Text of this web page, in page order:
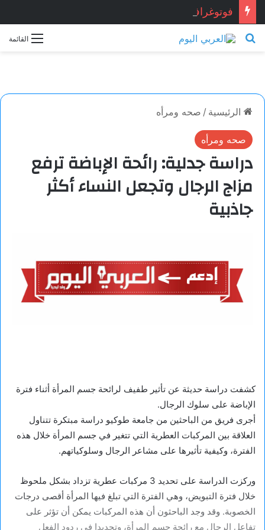
فوتوغرافيا
القائمة بحث عن
الرئيسية / صحه ومرأه
صحه ومرأه
دراسة جدلية: رائحة الإباضة ترفع
مزاج الرجال وتجعل النساء أكثر
جاذبية
كشفت دراسة حديثة عن تأثير طفيف لرائحة جسم المرأة أثناء فترة
الإباضة على سلوك الرجال.
أجرى فريق من الباحثين من جامعة طوكيو دراسة مبتكرة تتناول
العلاقة بين المركبات العطرية التي تتغير في جسم المرأة خلال هذه
الفترة، وكيفية تأثيرها على مشاعر الرجال وسلوكياتهم.
وركزت الدراسة على تحديد 3 مركبات عطرية تزداد بشكل ملحوظ
خلال فترة التبويض، وهي الفترة التي تبلغ فيها المرأة أقصى درجات
الخصوبة. وقد وجد الباحثون أن هذه المركبات يمكن أن تؤثر على
تفاعل الرجال مع رائحة جسم المرأة، وتحديدا في ردود الفعل